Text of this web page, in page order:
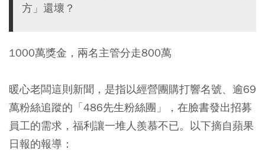
方」還壞？
1000萬獎金，兩名主管分走800萬
暖心老闆這則新聞，是指以經營團購打響名號、逾69
萬粉絲追蹤的「486先生粉絲團」，在臉書發出招募
員工的需求，福利讓一堆人羨慕不已。以下摘自蘋果
日報的報導：